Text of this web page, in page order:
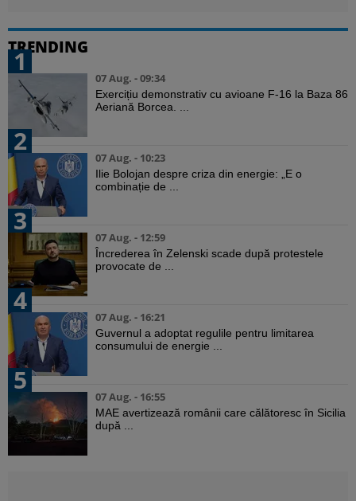
TRENDING
1
07 Aug. - 09:34
Exercițiu demonstrativ cu avioane F-16 la Baza 86
Aeriană Borcea. ...
2
07 Aug. - 10:23
Ilie Bolojan despre criza din energie: „E o
combinație de ...
3
07 Aug. - 12:59
Încrederea în Zelenski scade după protestele
provocate de ...
4
07 Aug. - 16:21
Guvernul a adoptat regulile pentru limitarea
consumului de energie ...
5
07 Aug. - 16:55
MAE avertizează românii care călătoresc în Sicilia
după ...